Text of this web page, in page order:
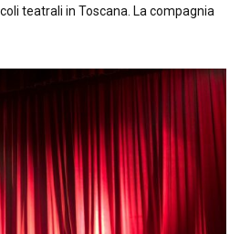
teatrali in Toscana. La compagnia